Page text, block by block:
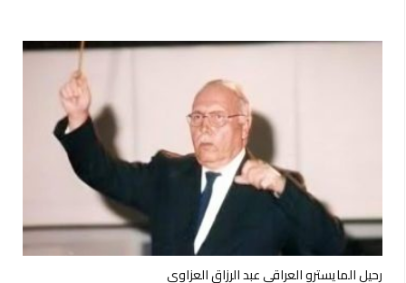
رحيل المايسترو العراقي عبد الرزاق العزاوي